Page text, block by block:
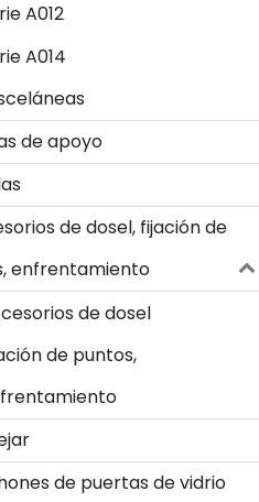
A012
A014
de apoyo
de dosel, fijación de
enfrentamiento
de dosel
de puntos,
de puertas de vidrio